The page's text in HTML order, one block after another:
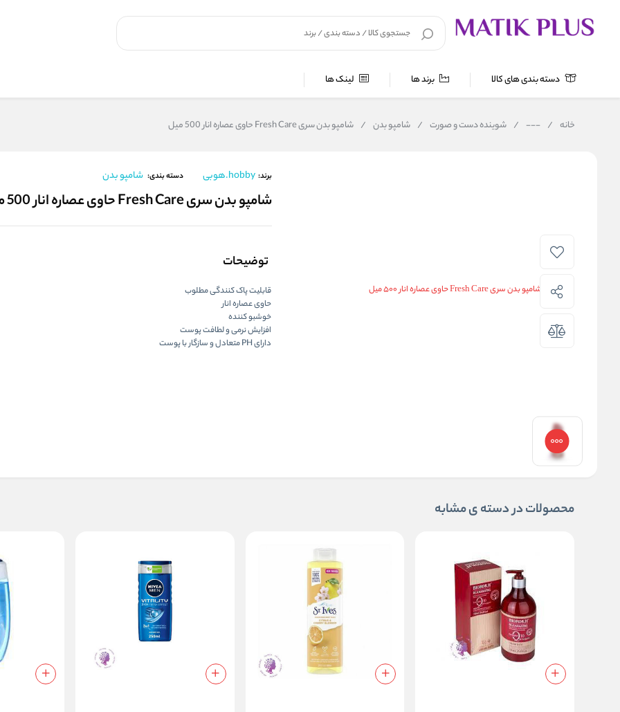
دسته بندی های کالا برند ها لینک ها
خانه /
---
/ شوینده دست و صورت / شامپو بدن / شامپو بدن سری Fresh Care حاوی عصاره انار 500 میل
برند: hobby.هوبی دسته بندی: شامپو بدن
شامپو بدن سری Fresh Care حاوی عصاره انار 500 میل
توضیحات
قابلیت پاک کنندگی مطلوب
حاوی عصاره انار
خوشبو کننده
افزایش نرمی و لطافت پوست
دارای PH متعادل و سازگار با پوست
محصولات در دسته ی مشابه